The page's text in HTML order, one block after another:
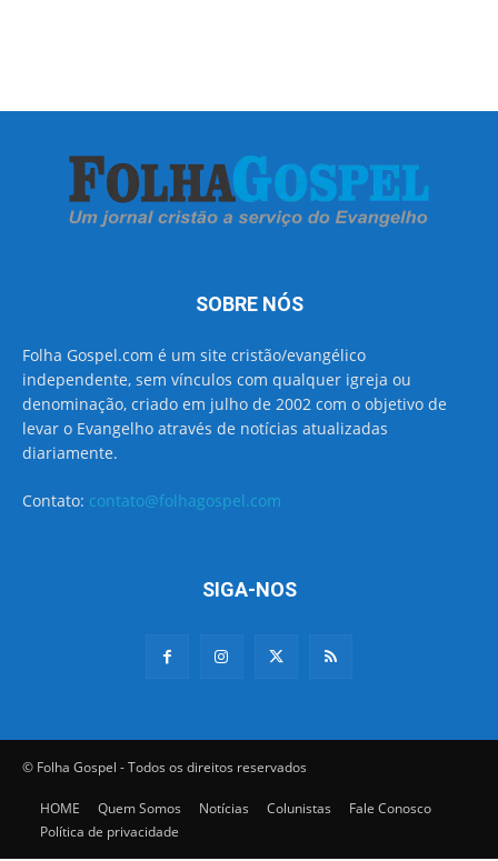
SOBRE NÓS
Folha Gospel.com é um site cristão/evangélico
independente, sem vínculos com qualquer igreja ou
denominação, criado em julho de 2002 com o objetivo de
levar o Evangelho através de notícias atualizadas
diariamente.
Contato: contato@folhagospel.com
SIGA-NOS
© Folha Gospel - Todos os direitos reservados
HOME Quem Somos Notícias Colunistas
Fale Conosco
Política de privacidade